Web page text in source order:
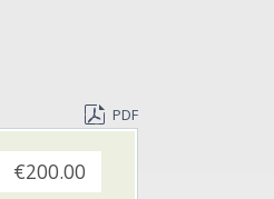
PDF
€200.00